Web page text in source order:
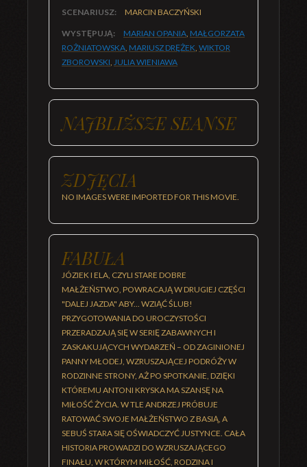
SCENARIUSZ: MARCIN BACZYŃSKI
WYSTĘPUJĄ: MARIAN OPANIA, MAŁGORZATA
ROŻNIATOWSKA, MARIUSZ DRĘŻEK, WIKTOR
ZBOROWSKI, JULIA WIENIAWA
NAJBLIŻSZE SEANSE
ZDJĘCIA
NO IMAGES WERE IMPORTED FOR THIS MOVIE.
FABUŁA
JÓZIEK I ELA, CZYLI STARE DOBRE
MAŁŻEŃSTWO, POWRACAJĄ W DRUGIEJ CZĘŚCI
"DALEJ JAZDA" ABY... WZIĄĆ ŚLUB!
PRZYGOTOWANIA DO UROCZYSTOŚCI
PRZERADZAJĄ SIĘ W SERIĘ ZABAWNYCH I
ZASKAKUJĄCYCH WYDARZEŃ – OD ZAGINIONEJ
PANNY MŁODEJ, WZRUSZAJĄCEJ PODRÓŻY W
RODZINNE STRONY, AŻ PO SPOTKANIE, DZIĘKI
KTÓREMU ANTONI KRYSKA MA SZANSĘ NA
MIŁOŚĆ ŻYCIA. W TLE ANDRZEJ PRÓBUJE
RATOWAĆ SWOJE MAŁŻEŃSTWO Z BASIĄ, A
SEBUŚ STARA SIĘ OŚWIADCZYĆ JUSTYNCE. CAŁA
HISTORIA PROWADZI DO WZRUSZAJĄCEGO
FINAŁU, W KTÓRYM MIŁOŚĆ, RODZINA I